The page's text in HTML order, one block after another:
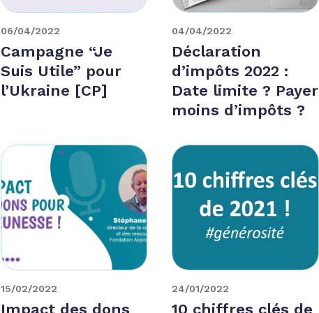
06/04/2022
Campagne “Je
Suis Utile” pour
l’Ukraine [CP]
04/04/2022
Déclaration
d’impôts 2022 :
Date limite ? Payer
moins d’impôts ?
15/02/2022
Impact des dons
24/01/2022
10 chiffres clés de